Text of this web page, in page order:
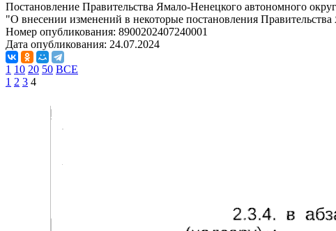
Постановление Правительства Ямало-Ненецкого автономного
"О внесении изменений в некоторые постановления
Номер опубликования: 8900202407240001
Дата опубликования: 24.07.2024
1 10 20 50 ВСЕ
1 2 3 4